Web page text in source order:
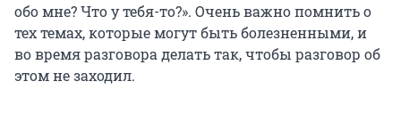
обо мне? Что у тебя-то?». Очень важно помнить о
тех темах, которые могут быть болезненными, и
во время разговора делать так, чтобы разговор об
этом не заходил.